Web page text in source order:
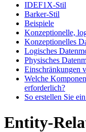
IDEF1X-Stil
Barker-Stil
Beispiele
Konzeptionelle,
Konzeptionelles
Logisches
Physisches
Einschränkungen
Welche
erforderlich?
So erstellen Sie
Entity-